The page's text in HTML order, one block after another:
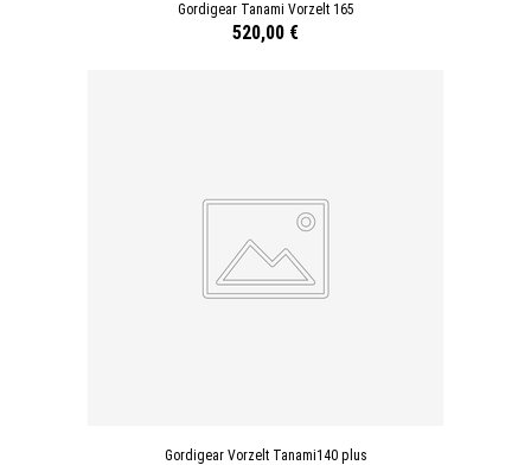
Gordigear Tanami Vorzelt 165
520,00 €
Gordigear Vorzelt Tanami140 plus